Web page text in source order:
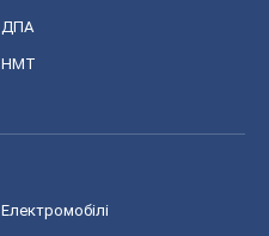
ДПА
НМТ
Електромобілі